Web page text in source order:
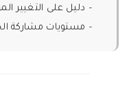
– دليل على التغيير
– مستويات مشاركة